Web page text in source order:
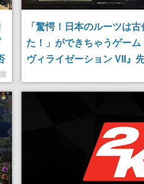
「驚愕！日本のルーツは
た！」ができちゃうゲー
ヴィライゼーション VII』
ト。「卑弥呼が指揮する
ンゴル帝国」になり最大